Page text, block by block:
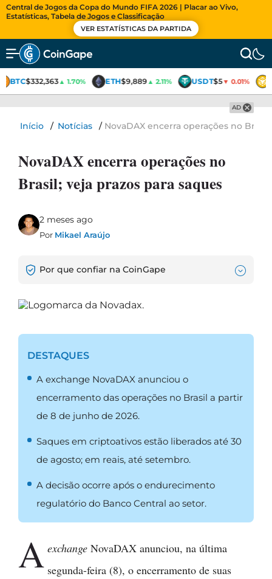
Central de Jogos da Copa do Mundo FIFA 2026 | Placar ao Vivo,
Estatísticas, Tabela de Jogos e Classificação
VER ESTATÍSTICAS DA PARTIDA
BTC$332,363▲ 1.70% ETH$9,889▲ 2.11% USDT$5▼ 0.01%
AD
Início / Notícias / NovaDAX encerra operações no
NovaDAX encerra operações no
Brasil; veja prazos para saques
2 meses ago
Por Mikael Araújo
Por que confiar na CoinGape
DESTAQUES
A exchange NovaDAX anunciou o
encerramento das operações no Brasil a partir
de 8 de junho de 2026.
Saques em criptoativos estão liberados até 30
de agosto; em reais, até setembro.
A decisão ocorre após o endurecimento
regulatório do Banco Central ao setor.
A exchange NovaDAX anunciou, na última
segunda-feira (8), o encerramento de suas